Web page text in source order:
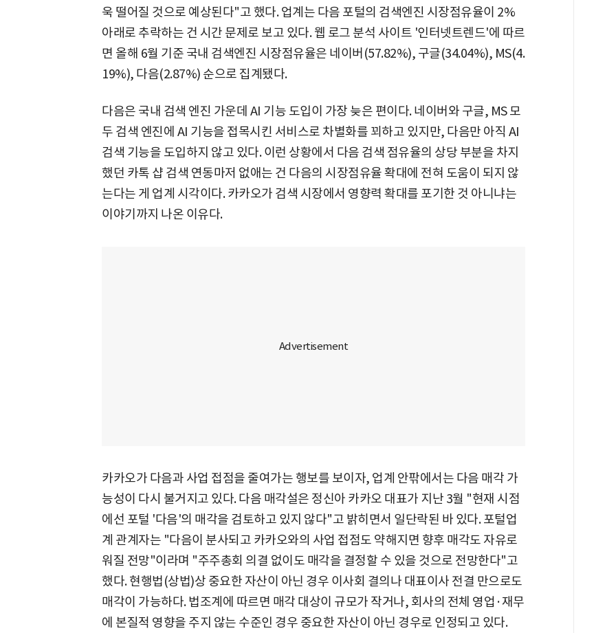
욱 떨어질 것으로 예상된다"고 했다. 업계는 다음 포털의 검색엔진 시장점유율이 2%
아래로 추락하는 건 시간 문제로 보고 있다. 웹 로그 분석 사이트 '인터넷트렌드'에 따르
면 올해 6월 기준 국내 검색엔진 시장점유율은 네이버(57.82%), 구글(34.04%), MS(4.
19%), 다음(2.87%) 순으로 집계됐다.
다음은 국내 검색 엔진 가운데 AI 기능 도입이 가장 늦은 편이다. 네이버와 구글, MS 모
두 검색 엔진에 AI 기능을 접목시킨 서비스로 차별화를 꾀하고 있지만, 다음만 아직 AI
검색 기능을 도입하지 않고 있다. 이런 상황에서 다음 검색 점유율의 상당 부분을 차지
했던 카톡 샵 검색 연동마저 없애는 건 다음의 시장점유율 확대에 전혀 도움이 되지 않
는다는 게 업계 시각이다. 카카오가 검색 시장에서 영향력 확대를 포기한 것 아니냐는
이야기까지 나온 이유다.
카카오가 다음과 사업 접점을 줄여가는 행보를 보이자, 업계 안팎에서는 다음 매각 가
능성이 다시 불거지고 있다. 다음 매각설은 정신아 카카오 대표가 지난 3월 "현재 시점
에선 포털 '다음'의 매각을 검토하고 있지 않다"고 밝히면서 일단락된 바 있다. 포털업
계 관계자는 "다음이 분사되고 카카오와의 사업 접점도 약해지면 향후 매각도 자유로
워질 전망"이라며 "주주총회 의결 없이도 매각을 결정할 수 있을 것으로 전망한다"고
했다. 현행법(상법)상 중요한 자산이 아닌 경우 이사회 결의나 대표이사 전결 만으로도
매각이 가능하다. 법조계에 따르면 매각 대상이 규모가 작거나, 회사의 전체 영업·재무
에 본질적 영향을 주지 않는 수준인 경우 중요한 자산이 아닌 경우로 인정되고 있다.